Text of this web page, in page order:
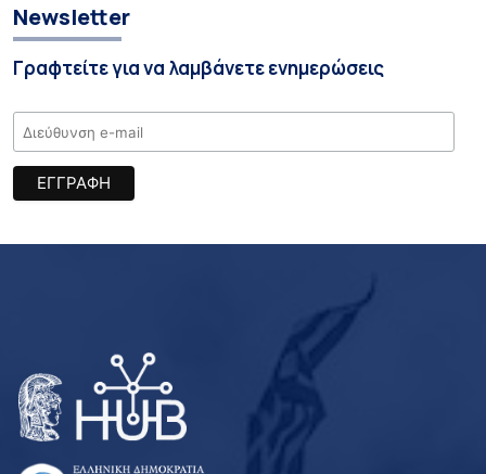
Newsletter
Γραφτείτε για να λαμβάνετε ενημερώσεις